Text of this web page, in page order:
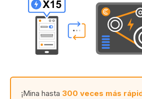
¡Mina hasta 300 veces más